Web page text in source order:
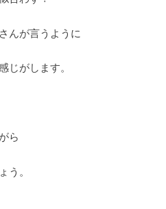
んが言うように
じがします。
ら
う。